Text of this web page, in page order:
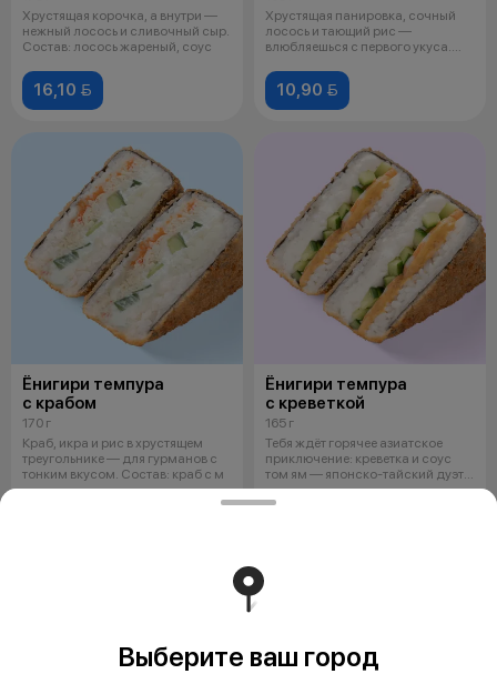
Хрустящая корочка, а внутри —
нежный лосось и сливочный сыр.
Состав: лосось жареный, соус
16,10 
Хрустящая панировка, сочный
лосось и тающий рис —
влюбляешься с первого укуса.
10,90 
Ёнигири темпура
с крабом
170 г
Краб, икра и рис в хрустящем
треугольнике — для гурманов с
тонким вкусом. Состав: краб с м
Ёнигири темпура
с креветкой
165 г
Тебя ждёт горячее азиатское
приключение: креветка и соус
том ям — японско-тайский дуэт.
Со
Выберите ваш город